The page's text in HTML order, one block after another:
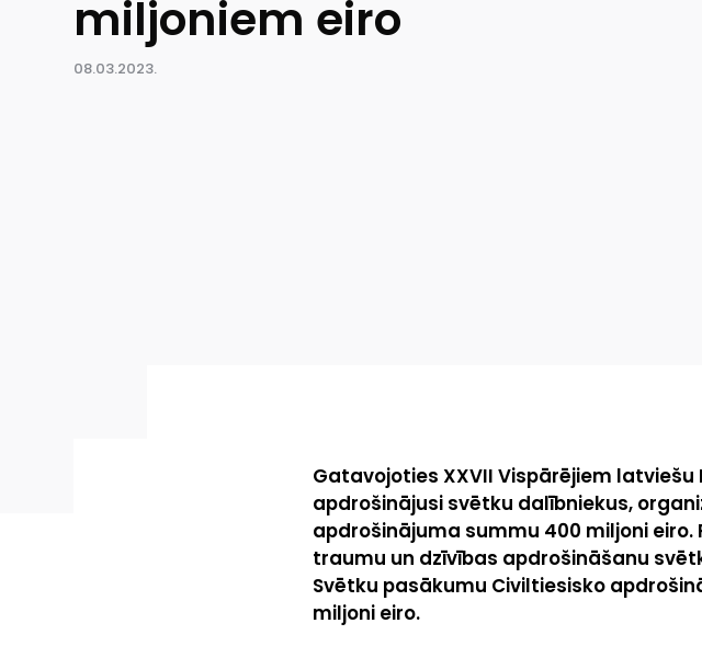
miljoniem eiro
08.03.2023.
Gatavojoties XXVII Vispārējiem latviešu
apdrošinājusi svētku dalībniekus,
apdrošinājuma summu 400 miljoni
traumu un dzīvības apdrošināšanu
Svētku pasākumu Civiltiesisko
miljoni eiro.